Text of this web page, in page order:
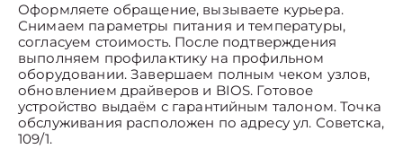
Оформляете обращение, вызываете курьера.
Снимаем параметры питания и температуры,
согласуем стоимость. После подтверждения
выполняем профилактику на профильном
оборудовании. Завершаем полным чеком узлов,
обновлением драйверов и BIOS. Готовое
устройство выдаём с гарантийным талоном. Точка
обслуживания расположен по адресу ул. Советска,
109/1.